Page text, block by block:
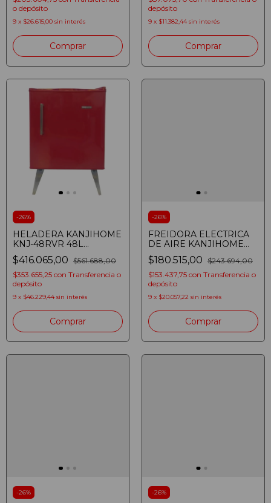
AZUL Y NEGRA
o depósito
9 x $26.615,00 sin interés
depósito
9 x $11.382,44 sin interés
Comprar
-26%
HELADERA KANJIHOME
KNJ-48RVR 48L
VINTAGE ROJA
$416.065,00 $561.688,00
$353.655,25 con Transferencia o
depósito
9 x $46.229,44 sin interés
Comprar
-26%
FREIDORA ELECTRICA
DE AIRE KANJIHOME
KJHAF1701 SIN ACEITE
6.5 L NEGRA
(8107370150495)
$180.515,00 $243.694,00
$153.437,75 con Transferencia o
depósito
9 x $20.057,22 sin interés
Comprar
-26% -26%